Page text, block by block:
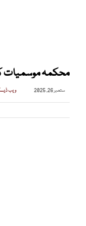
محکمہ موسمیات
ستمبر 26, 2025 ویب